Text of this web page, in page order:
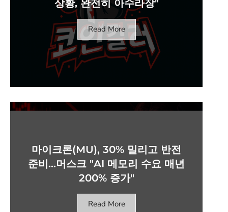
상황, 완전히 아수라장"
Read More
마이크론(MU), 30% 밀리고 반전
준비…머스크 "AI 메모리 수요 매년
200% 증가"
Read More